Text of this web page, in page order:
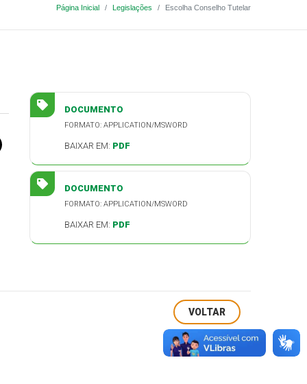
Página Inicial Legislações Escolha Conselho Tutelar
DOCUMENTO
FORMATO: APPLICATION/MSWORD
BAIXAR EM: PDF
DOCUMENTO
FORMATO: APPLICATION/MSWORD
BAIXAR EM: PDF
VOLTAR